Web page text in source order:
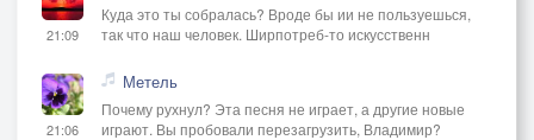
21:09
Куда это ты собралась? Вроде бы ии не пользуешься,
так что наш человек. Ширпотреб-то искусственн
21:06
Метель
Почему рухнул? Эта песня не играет, а другие новые
играют. Вы пробовали перезагрузить, Владимир?